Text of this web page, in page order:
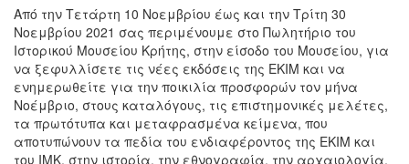
Από την Τετάρτη 10 Νοεμβρίου έως και την Τρίτη 30
Νοεμβρίου 2021 σας περιμένουμε στο Πωλητήριο του
Ιστορικού Μουσείου Κρήτης, στην είσοδο του Μουσείου, για
να ξεφυλλίσετε τις νέες εκδόσεις της ΕΚΙΜ και να
ενημερωθείτε για την ποικιλία προσφορών τον μήνα
Νοέμβριο, στους καταλόγους, τις επιστημονικές μελέτες,
τα πρωτότυπα και μεταφρασμένα κείμενα, που
αποτυπώνουν τα πεδία του ενδιαφέροντος της ΕΚΙΜ και
του ΙΜΚ, στην ιστορία, την εθνογραφία, την αρχαιολογία,